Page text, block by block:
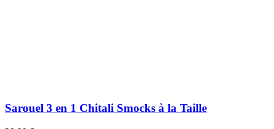
Sarouel 3 en 1 Chitali Smocks à la Taille